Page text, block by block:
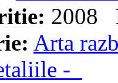
2008
Arta
-